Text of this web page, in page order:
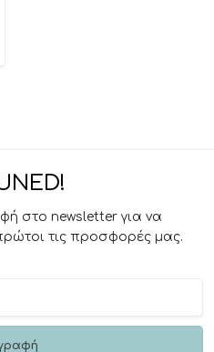
στο newsletter για να
τις προσφορές μας.